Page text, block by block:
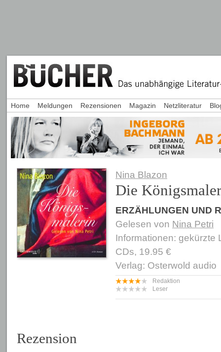
Nina Blazon
Die
ERZÄHLUNGEN UND
Gelesen von Nina Petri
Informationen: gekürzte
CDs, 19.95 €
Verlag: Osterwold audio
Redaktion
Leser
Rezension
Home Meldungen Rezensionen Magazin Netzliteratur